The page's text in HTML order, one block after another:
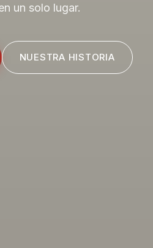
un solo lugar.
NUESTRA HISTORIA